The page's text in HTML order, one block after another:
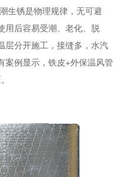
生锈是物理规律，无可避
用后容易受潮、老化、脱
层分开施工，接缝多，水汽
案例显示，铁皮+外保温风管